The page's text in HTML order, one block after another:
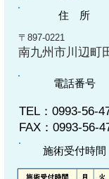
住 所
〒897-0221
南九州市川辺町
電話番号
TEL：0993-
FAX：0993-56-
施術受付時間